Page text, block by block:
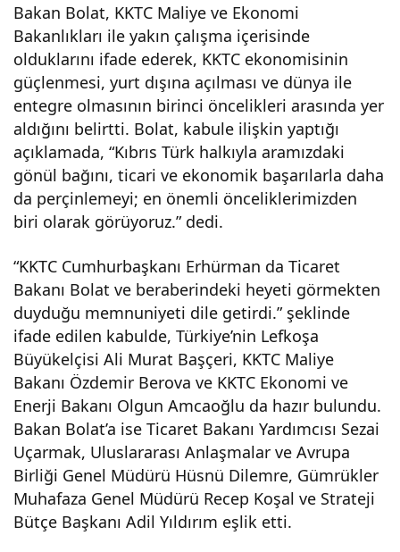
Bakan Bolat, KKTC Maliye ve Ekonomi
Bakanlıkları ile yakın çalışma içerisinde
olduklarını ifade ederek, KKTC ekonomisinin
güçlenmesi, yurt dışına açılması ve dünya ile
entegre olmasının birinci öncelikleri arasında yer
aldığını belirtti. Bolat, kabule ilişkin yaptığı
açıklamada, “Kıbrıs Türk halkıyla aramızdaki
gönül bağını, ticari ve ekonomik başarılarla daha
da perçinlemeyi; en önemli önceliklerimizden
biri olarak görüyoruz.” dedi.
“KKTC Cumhurbaşkanı Erhürman da Ticaret
Bakanı Bolat ve beraberindeki heyeti görmekten
duyduğu memnuniyeti dile getirdi.” şeklinde
ifade edilen kabulde, Türkiye’nin Lefkoşa
Büyükelçisi Ali Murat Başçeri, KKTC Maliye
Bakanı Özdemir Berova ve KKTC Ekonomi ve
Enerji Bakanı Olgun Amcaoğlu da hazır bulundu.
Bakan Bolat’a ise Ticaret Bakanı Yardımcısı Sezai
Uçarmak, Uluslararası Anlaşmalar ve Avrupa
Birliği Genel Müdürü Hüsnü Dilemre, Gümrükler
Muhafaza Genel Müdürü Recep Koşal ve Strateji
Bütçe Başkanı Adil Yıldırım eşlik etti.
t, iş
birli
ği
kon
uları
nı
mas
aya
yatır
dı
ve